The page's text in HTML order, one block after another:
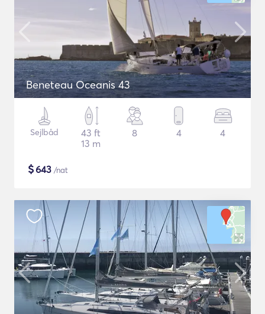
Beneteau Oceanis 43
Sejlbåd
43 ft
13 m
8 4 4
$643 /nat